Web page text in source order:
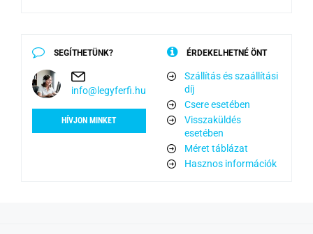
SEGÍTHETÜNK?
info@legyferfi.hu
HÍVJON MINKET
ÉRDEKELHETNÉ ÖNT
Szállítás és szaállítási
díj
Csere esetében
Visszaküldés
esetében
Méret táblázat
Hasznos információk